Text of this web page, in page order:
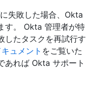
失敗した場合、Okta
す。 Okta 管理者が特
したタスクを再試行す
ュメント をご覧いた
あれば Okta サポート